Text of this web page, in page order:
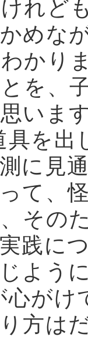
れど
めな
かり
を、
いま
具を出
に見
て、
その
践に
よう
心がけ
方は